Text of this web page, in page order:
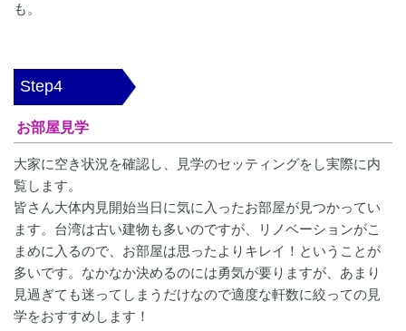
も。
Step4
お部屋見学
大家に空き状況を確認し、見学のセッティングをし実際に内
覧します。
皆さん大体内見開始当日に気に入ったお部屋が見つかってい
ます。台湾は古い建物も多いのですが、リノベーションがこ
まめに入るので、お部屋は思ったよりキレイ！ということが
多いです。なかなか決めるのには勇気が要りますが、あまり
見過ぎても迷ってしまうだけなので適度な軒数に絞っての見
学をおすすめします！